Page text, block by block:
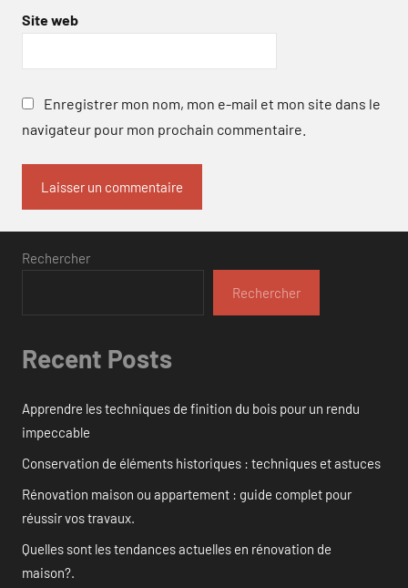
Site web
Enregistrer mon nom, mon e-mail et mon site dans le
navigateur pour mon prochain commentaire.
Rechercher
Rechercher
Recent Posts
Apprendre les techniques de finition du bois pour un rendu
impeccable
Conservation de éléments historiques : techniques et astuces
Rénovation maison ou appartement : guide complet pour
réussir vos travaux.
Quelles sont les tendances actuelles en rénovation de
maison?.